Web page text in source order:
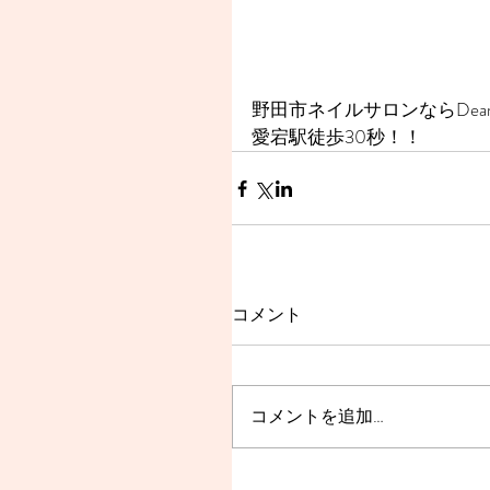
野田市ネイルサロンなら
愛宕駅徒歩30秒！！
コメント
コメントを追加…